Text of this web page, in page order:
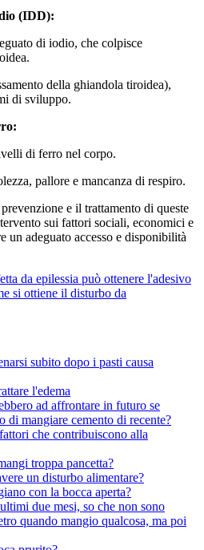
(IDD):
di iodio, che colpisce
della ghiandola tiroidea),
di sviluppo.
di ferro nel corpo.
pallore e mancanza di respiro.
e il trattamento di queste
sui fattori sociali, economici e
un adeguato accesso e disponibilità
da epilessia può ottenere l'adesivo
si ottiene il disturbo da
subito dopo i pasti causa
l'edema
ad affrontare in futuro se
di mangiare cemento di recente?
che contribuiscono alla
troppa pancetta?
un disturbo alimentare?
con la bocca aperta?
due mesi, so che non sono
quando mangio qualcosa, ma poi